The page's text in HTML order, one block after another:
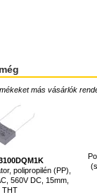
más vásárlók
polipropilén (PP),
560V DC, 15mm,
THT